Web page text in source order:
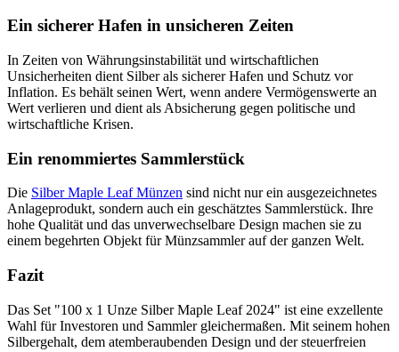
Ein sicherer Hafen in unsicheren Zeiten
In Zeiten von Währungsinstabilität und wirtschaftlichen
Unsicherheiten dient Silber als sicherer Hafen und Schutz vor
Inflation. Es behält seinen Wert, wenn andere Vermögenswerte an
Wert verlieren und dient als Absicherung gegen politische und
wirtschaftliche Krisen.
Ein renommiertes Sammlerstück
Die Silber Maple Leaf Münzen sind nicht nur ein ausgezeichnetes
Anlageprodukt, sondern auch ein geschätztes Sammlerstück. Ihre
hohe Qualität und das unverwechselbare Design machen sie zu
einem begehrten Objekt für Münzsammler auf der ganzen Welt.
Fazit
Das Set "100 x 1 Unze Silber Maple Leaf 2024" ist eine exzellente
Wahl für Investoren und Sammler gleichermaßen. Mit seinem hohen
Silbergehalt, dem atemberaubenden Design und der steuerfreien